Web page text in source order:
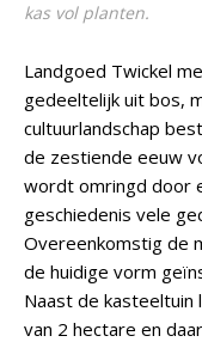
kas vol planten.
Landgoed Twickel
gedeeltelijk uit bos,
cultuurlandschap
de zestiende eeuw
wordt omringd door
geschiedenis vele
Overeenkomstig de
de huidige vorm
Naast de kasteeltuin
van 2 hectare en